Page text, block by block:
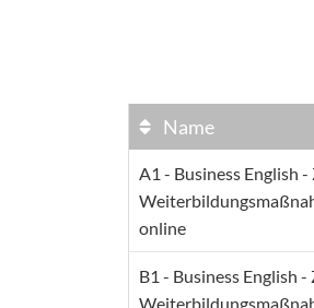
Name
A1 - Business English
online
B1 - Business English